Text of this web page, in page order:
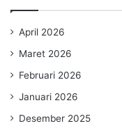
April 2026
Maret 2026
Februari 2026
Januari 2026
Desember 2025